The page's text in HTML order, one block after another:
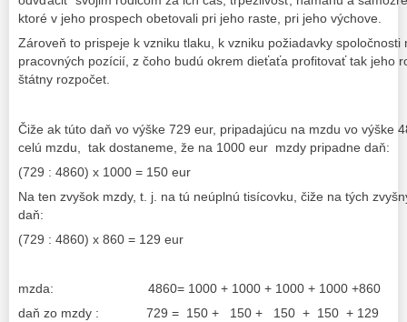
ktoré v jeho prospech obetovali pri jeho raste, pri jeho výchove.
Zároveň to prispeje k vzniku tlaku, k vzniku požiadavky
pracovných pozícií, z čoho budú okrem dieťaťa profitovať tak jeho
štátny rozpočet.
Čiže ak túto daň vo výške 729 eur, pripadajúcu na mzdu vo výške
celú mzdu, tak dostaneme, že na 1000 eur mzdy pripadne daň:
(729 : 4860) x 1000 = 150 eur
Na ten zvyšok mzdy, t. j. na tú neúplnú tisícovku, čiže na tých
daň:
(729 : 4860) x 860 = 129 eur
mzda: 4860= 1000 + 1000 + 1000 + 1000 +860
daň zo mzdy : 729 = 150 + 150 + 150 + 150 + 129